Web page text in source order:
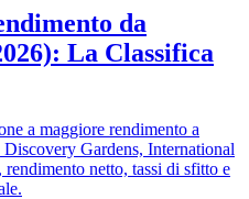
da
La Classifica
a maggiore rendimento a
Gardens, International
netto, tassi di sfitto e